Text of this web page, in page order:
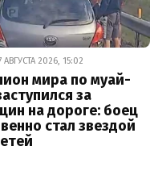
2026, 15:02
мира по муай-
за
на дороге: боец
стал звездой